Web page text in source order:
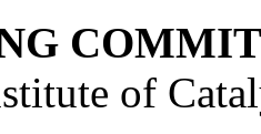
of